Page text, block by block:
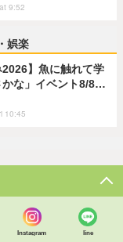
9:52
娯楽
2026】魚に触れて学
かな」イベント8/8…
10:45
Instagram line